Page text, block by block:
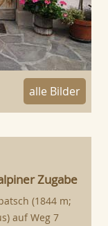
alle Bilder
Zugabe
(1844 m;
auf Weg 7